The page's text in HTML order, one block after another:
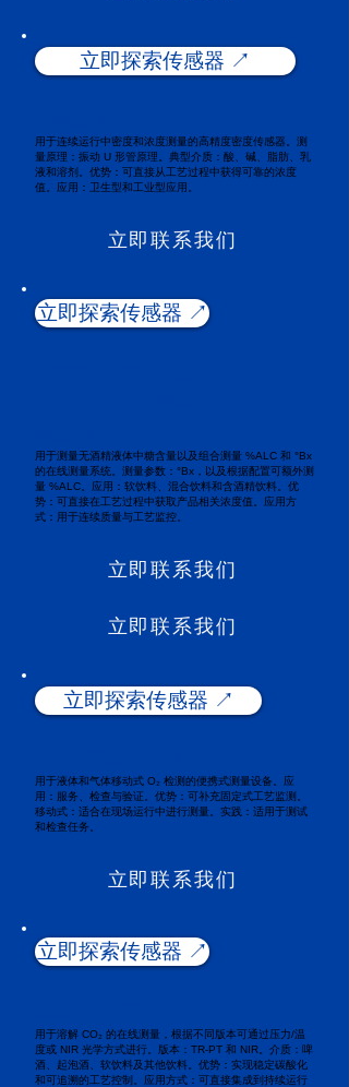
立即探索传感器 ↗️
用于连续运行中密度和浓度测量的高精度密度传感器。测
量原理：振动 U 形管原理。典型介质：酸、碱、脂肪、乳
液和溶剂。优势：可直接从工艺过程中获得可靠的浓度
值。应用：卫生型和工业型应用。
立即联系我们
立即探索传感器 ↗️
用于测量无酒精液体中糖含量以及组合测量 %ALC 和 °Bx
的在线测量系统。测量参数：°Bx，以及根据配置可额外测
量 %ALC。应用：软饮料、混合饮料和含酒精饮料。优
势：可直接在工艺过程中获取产品相关浓度值。应用方
式：用于连续质量与工艺监控。
立即联系我们
立即联系我们
立即探索传感器 ↗️
用于液体和气体移动式 O₂ 检测的便携式测量设备。应
用：服务、检查与验证。优势：可补充固定式工艺监测。
移动式：适合在现场运行中进行测量。实践：适用于测试
和检查任务。
立即联系我们
立即探索传感器 ↗️
用于溶解 CO₂ 的在线测量，根据不同版本可通过压力/温
度或 NIR 光学方式进行。版本：TR-PT 和 NIR。介质：啤
酒、起泡酒、软饮料及其他饮料。优势：实现稳定碳酸化
和可追溯的工艺控制。应用方式：可直接集成到持续运行